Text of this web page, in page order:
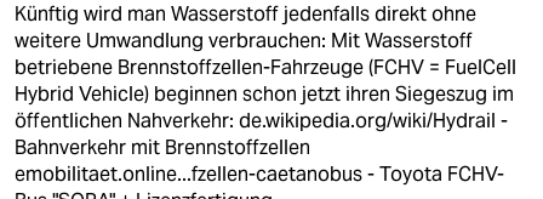
Künftig wird man Wasserstoff jedenfalls direkt ohne
weitere Umwandlung verbrauchen: Mit Wasserstoff
betriebene Brennstoffzellen-Fahrzeuge (FCHV = FuelCell
Hybrid Vehicle) beginnen schon jetzt ihren Siegeszug im
öffentlichen Nahverkehr: de.wikipedia.org/wiki/Hydrail -
Bahnverkehr mit Brennstoffzellen
emobilitaet.online...fzellen-caetanobus- Toyota FCHV-